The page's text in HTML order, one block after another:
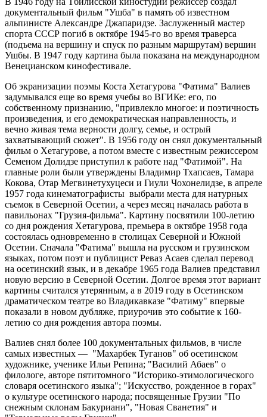
документальный фильм "Ушба" в память об известном
альпинисте Александре Джапаридзе. Заслуженный мастер
спорта СССР погиб в октябре 1945-го во время траверса
(подъема на вершину и спуск по разным маршрутам) вершин
Ушбы. В 1947 году картина была показана на международном
Венецианском кинофестивале.
Об экранизации поэмы Коста Хетагурова "Фатима" Валиев
задумывался еще во время учебы во ВГИКе: его, по
собственному признанию, "привлекло многое: и поэтичность
произведения, и его демократическая направленность, и
вечно живая тема верности долгу, семье, и острый
захватывающий сюжет". В 1956 году он снял документальный
фильм о Хетагурове, а потом вместе с известным режиссером
Семеном Долидзе приступил к работе над "Фатимой". На
главные роли были утверждены Владимир Тхапсаев, Тамара
Кокова, Отар Мегвинетухуцеси и Гиули Чохонелидзе, в апреле
1957 года кинематографисты выбрали места для натурных
съемок в Северной Осетии, а через месяц началась работа в
павильонах "Грузия-фильма". Картину посвятили 100-летию
со дня рождения Хетагурова, премьера в октябре 1958 года
состоялась одновременно в столицах Северной и Южной
Осетии. Сначала "Фатима" вышла на русском и грузинском
языках, потом поэт и публицист Реваз Асаев сделал перевод
на осетинский язык, и в декабре 1965 года Валиев представил
новую версию в Северной Осетии. Долгое время этот вариант
картины считался утерянным, а в 2019 году в Осетинском
драматическом театре во Владикавказе "Фатиму" впервые
показали в новом дубляже, приурочив это событие к 160-
летию со дня рождения автора поэмы.
Валиев снял более 100 документальных фильмов, в числе
самых известных — "Махарбек Туганов" об осетинском
художнике, ученике Ильи Репина; "Василий Абаев" о
филологе, авторе пятитомного "Историко-этимологического
словаря осетинского языка"; "Искусство, рожденное в горах"
о культуре осетинского народа; посвященные Грузии "По
снежным склонам Бакуриани", "Новая Сванетия" и